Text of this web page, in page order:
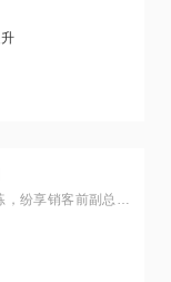
，纷享销客前副总